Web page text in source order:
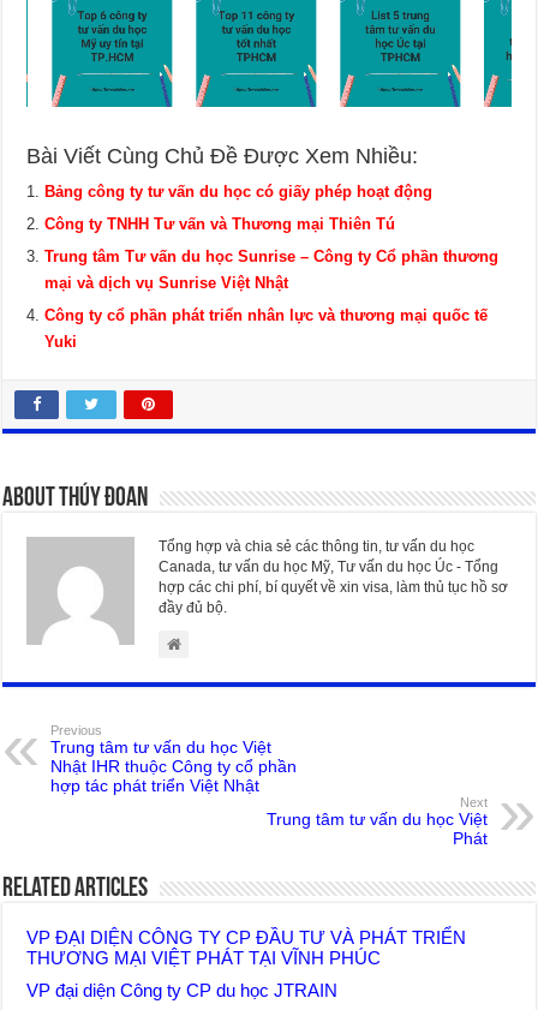
Bài Viết Cùng Chủ Đề Được Xem Nhiều:
Bảng công ty tư vấn du học có giấy phép hoạt động
Công ty TNHH Tư vấn và Thương mại Thiên Tú
Trung tâm Tư vấn du học Sunrise – Công ty Cổ phần thương
mại và dịch vụ Sunrise Việt Nhật
Công ty cổ phần phát triển nhân lực và thương mại quốc tế
Yuki
About Thúy Đoan
Tổng hợp và chia sẻ các thông tin, tư vấn du học
Canada, tư vấn du học Mỹ, Tư vấn du học Úc - Tổng
hợp các chi phí, bí quyết về xin visa, làm thủ tục hồ sơ
đầy đủ bộ.
Previous
Trung tâm tư vấn du học Việt
Nhật IHR thuộc Công ty cổ phần
hợp tác phát triển Việt Nhật
Next
Trung tâm tư vấn du học Việt
Phát
Related Articles
VP ĐẠI DIỆN CÔNG TY CP ĐẦU TƯ VÀ PHÁT TRIỂN
THƯƠNG MẠI VIỆT PHÁT TẠI VĨNH PHÚC
VP đại diện Công ty CP du học JTRAIN